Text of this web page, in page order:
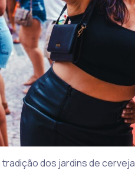
tradição dos jardins de